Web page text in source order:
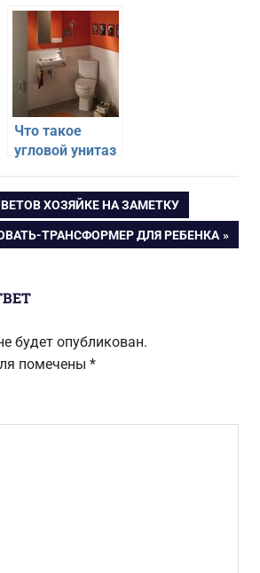
известкового
налета на
сантехнике
Что такое
угловой унитаз
удобство
ХОЗЯЙКЕ НА ЗАМЕТКУ
ТРАНСФОРМЕР ДЛЯ РЕБЕНКА
будет опубликован.
помечены *